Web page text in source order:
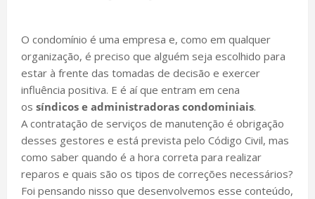
O condomínio é uma empresa e, como em qualquer
organização, é preciso que alguém seja escolhido para
estar à frente das tomadas de decisão e exercer
influência positiva. E é aí que entram em cena
os síndicos e administradoras condominiais.
A contratação de serviços de manutenção é obrigação
desses gestores e está prevista pelo Código Civil, mas
como saber quando é a hora correta para realizar
reparos e quais são os tipos de correções necessários?
Foi pensando nisso que desenvolvemos esse conteúdo,